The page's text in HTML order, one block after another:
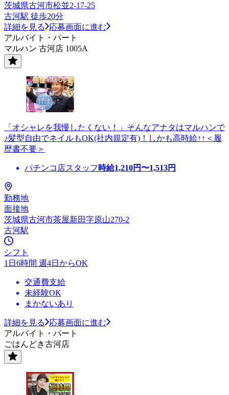
茨城県古河市松並2-17-25
古河駅 徒歩20分
詳細を見る
応募画面に進む
アルバイト・パート
マルハン 古河店 1005A
「オシャレを我慢したくない！」そんなアナタはマルハンで
♪髪型自由でネイルもOK(社内規定有)！しかも高時給↑↑＜履
歴書不要＞
パチンコ店スタッフ 時給1,210円〜1,513円
勤務地
面接地
茨城県古河市茶屋新田字原山270-2
古河駅
シフト
1日6時間 週4日からOK
交通費支給
未経験OK
まかないあり
詳細を見る
応募画面に進む
アルバイト・パート
ごはんどき古河店